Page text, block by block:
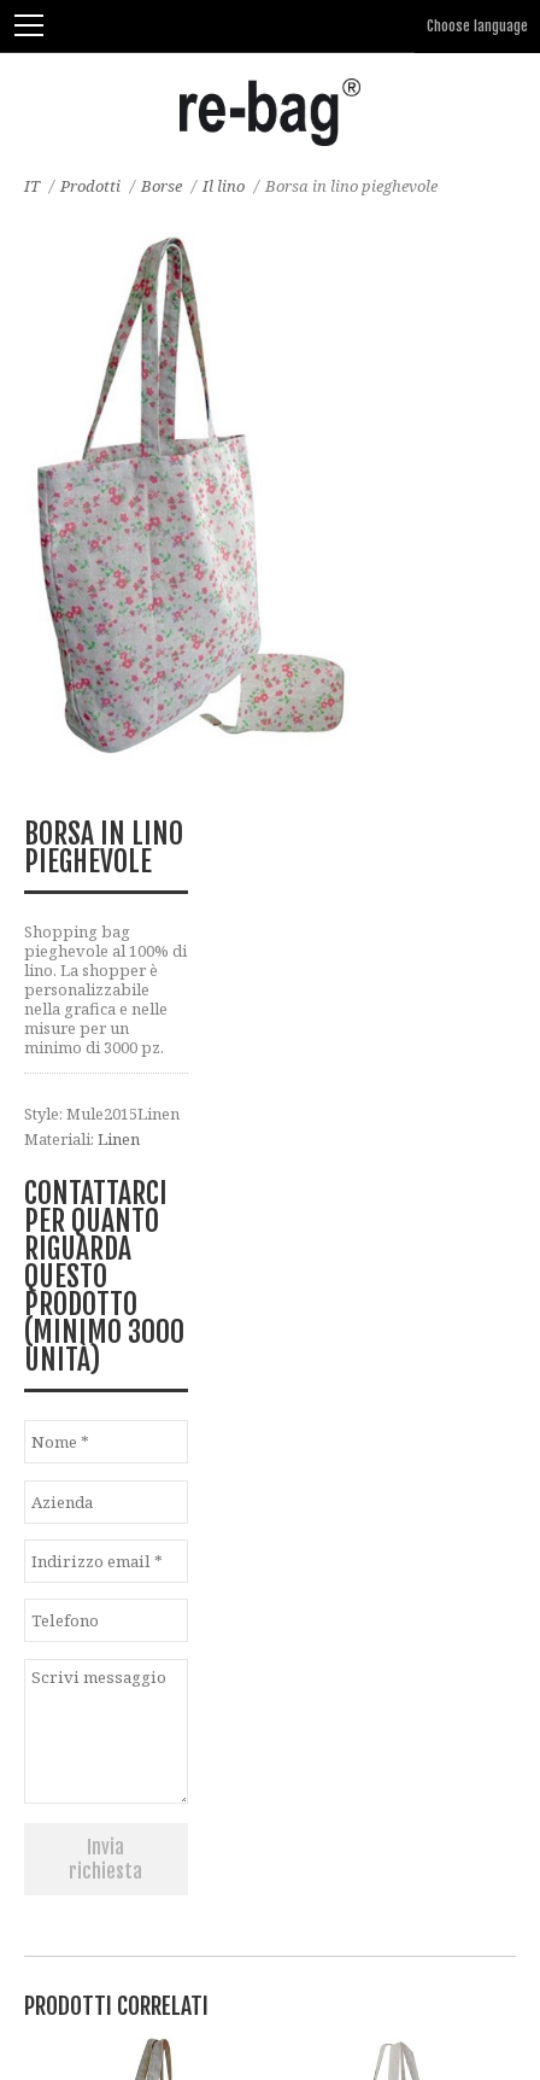
IT / Prodotti / Borse / Il lino / Borsa in lino pieghevole
BORSA IN LINO
PIEGHEVOLE
Shopping bag
pieghevole al 100% di
lino. La shopper è
personalizzabile
nella grafica e nelle
misure per un
minimo di 3000 pz.
Style: Mule2015Linen
Materiali: Linen
CONTATTARCI
PER QUANTO
RIGUARDA
QUESTO
PRODOTTO
(MINIMO 3000
UNITÀ)
Invia
richiesta
PRODOTTI CORRELATI